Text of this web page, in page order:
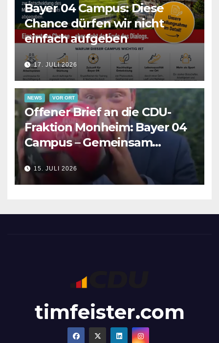
Bayer 04 Campus: Diese
Chance dürfen wir nicht
einfach aufgeben
17. JULI 2026
NEWS VOR ORT
Offener Brief an die CDU-
Fraktion Monheim: Bayer 04
Campus – Gemeinsam
Verantwortung für die
Zukunft übernehmen
15. JULI 2026
timfeister.com